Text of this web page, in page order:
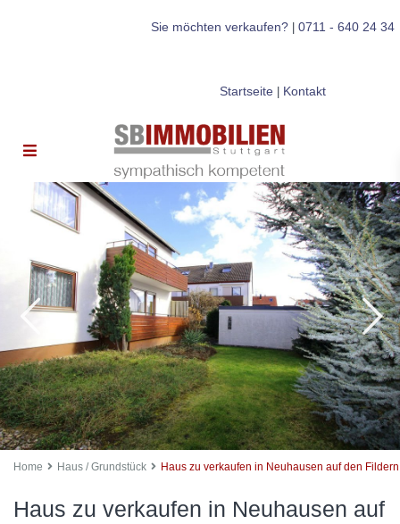
Sie möchten verkaufen?| 0711 - 640 24 34
Startseite| Kontakt
Home Haus / Grundstück Haus zu verkaufen in Neuhausen auf den Fildern
Haus zu verkaufen in Neuhausen auf